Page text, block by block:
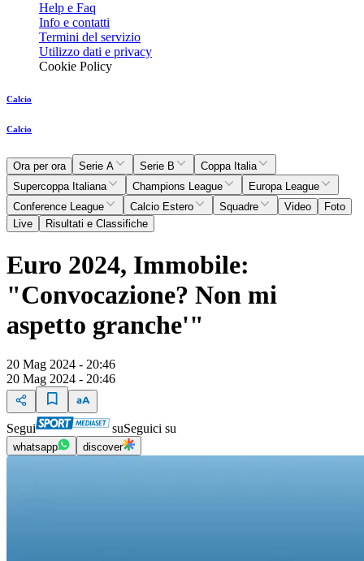
Help e Faq
Info e contatti
Termini del servizio
Utilizzo dati e privacy
Cookie Policy
Calcio
Calcio
Ora per ora Serie A Serie B
Coppa Italia
Supercoppa Italiana
Champions League
Europa League
Conference League
Calcio Estero Squadre Video
Foto
Live
Risultati e Classifiche
Euro 2024, Immobile:
"Convocazione? Non mi
aspetto granche'"
20 Mag 2024 - 20:46
20 Mag 2024 - 20:46
Segui suSeguici su
whatsapp discover